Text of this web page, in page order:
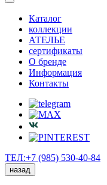
Каталог
коллекции
АТЕЛЬЕ
сертификаты
О бренде
Информация
Контакты
ТЕЛ:+7 (985) 530-40-84
назад